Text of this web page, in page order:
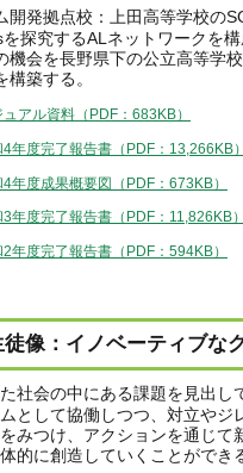
開発拠点校：上田高等学校の
探究するALネットワークを
機会を長野県下の公立高等学
構築する。
ュアル資料（PDF：683KB）
4年度完了報告書（PDF：13,266KB）
年度成果概要図（PDF：673KB）
年度完了報告書（PDF：11,826KB）
年度完了報告書（PDF：594KB）
像：イノベーティブな
社会の中にある課題を見出し
として協働しつつ、対立やジ
みつけ、アクションを通じて
的に創造していくことができ